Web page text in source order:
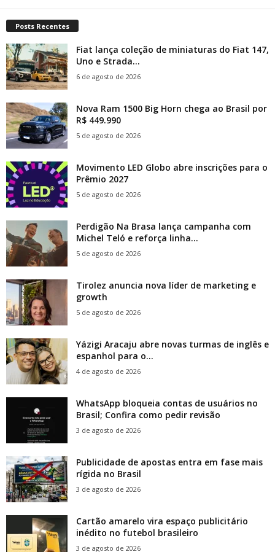
Posts Recentes
Fiat lança coleção de miniaturas do Fiat 147,
Uno e Strada...
6 de agosto de 2026
Nova Ram 1500 Big Horn chega ao Brasil por
R$ 449.990
5 de agosto de 2026
Movimento LED Globo abre inscrições para o
Prêmio 2027
5 de agosto de 2026
Perdigão Na Brasa lança campanha com
Michel Teló e reforça linha...
5 de agosto de 2026
Tirolez anuncia nova líder de marketing e
growth
5 de agosto de 2026
Yázigi Aracaju abre novas turmas de inglês e
espanhol para o...
4 de agosto de 2026
WhatsApp bloqueia contas de usuários no
Brasil; Confira como pedir revisão
3 de agosto de 2026
Publicidade de apostas entra em fase mais
rígida no Brasil
3 de agosto de 2026
Cartão amarelo vira espaço publicitário
inédito no futebol brasileiro
3 de agosto de 2026